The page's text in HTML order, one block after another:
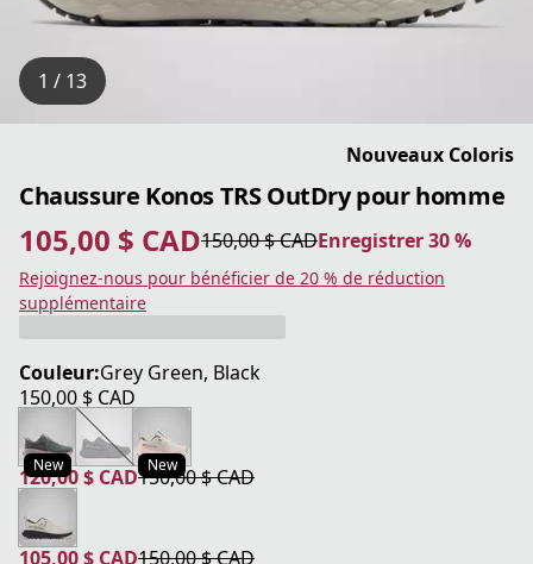
1 / 13
Nouveaux Coloris
Chaussure Konos TRS OutDry pour homme
105,00 $ CAD
prix actuel 105,00 $ CAD150,00 $ CAD
prix original 150,00 $ CAD Enregistrer 30 %
Enregistrer 30 %
Rejoignez-nous pour bénéficier de 20 % de réduction
supplémentaire
Couleur:Grey Green, Black
150,00 $ CAD
prix actuel 150,00 $ CAD
New New
120,00 $ CAD
prix actuel 120,00 $ CAD
150,00 $ CAD
prix original 150,00 $ CAD
105,00 $ CAD150,00 $ CAD